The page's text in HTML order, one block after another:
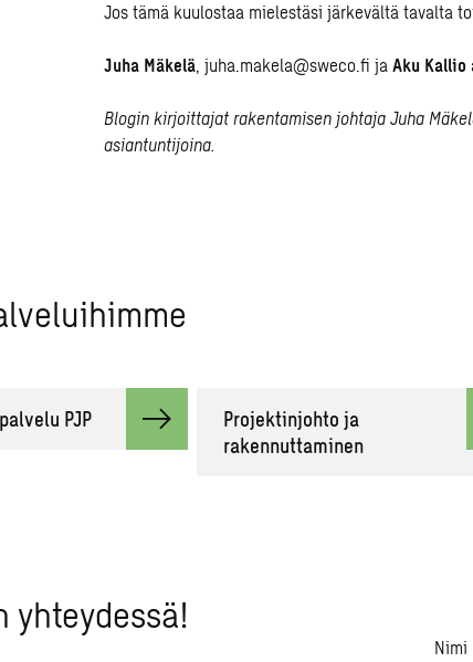
Jos tämä kuulostaa mielestäsi järkevältä tavalta
Juha Mäkelä, juha.makela@sweco.fi ja Aku Kallio
Blogin kirjoittajat rakentamisen johtaja Juha
asiantuntijoina.
PJP
Projektinjohto ja
rakennuttaminen
yhteydessä!
Nimi